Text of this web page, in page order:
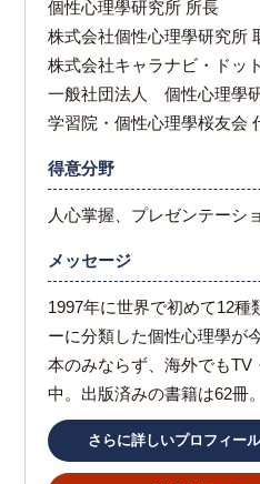
個性心理學研究所 所長
株式会社個性心理學研究所
株式会社キャラナビ・ドッ
一般社団法人 個性心理學
学習院・個性心理學桜友会
得意分野
人心掌握、プレゼンテーシ
メッセージ
1997年に世界で初めて12種
ーに分類した個性心理學が
本のみならず、海外でもTV
中。出版済みの書籍は62冊。
さらに詳しいプロフィール